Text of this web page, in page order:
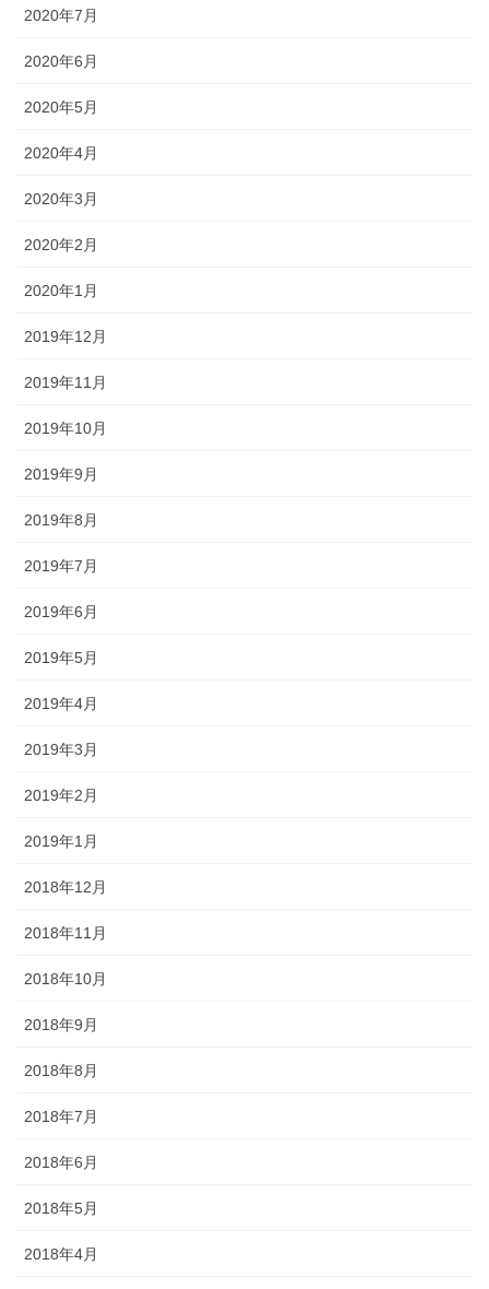
2020年7月
2020年6月
2020年5月
2020年4月
2020年3月
2020年2月
2020年1月
2019年12月
2019年11月
2019年10月
2019年9月
2019年8月
2019年7月
2019年6月
2019年5月
2019年4月
2019年3月
2019年2月
2019年1月
2018年12月
2018年11月
2018年10月
2018年9月
2018年8月
2018年7月
2018年6月
2018年5月
2018年4月